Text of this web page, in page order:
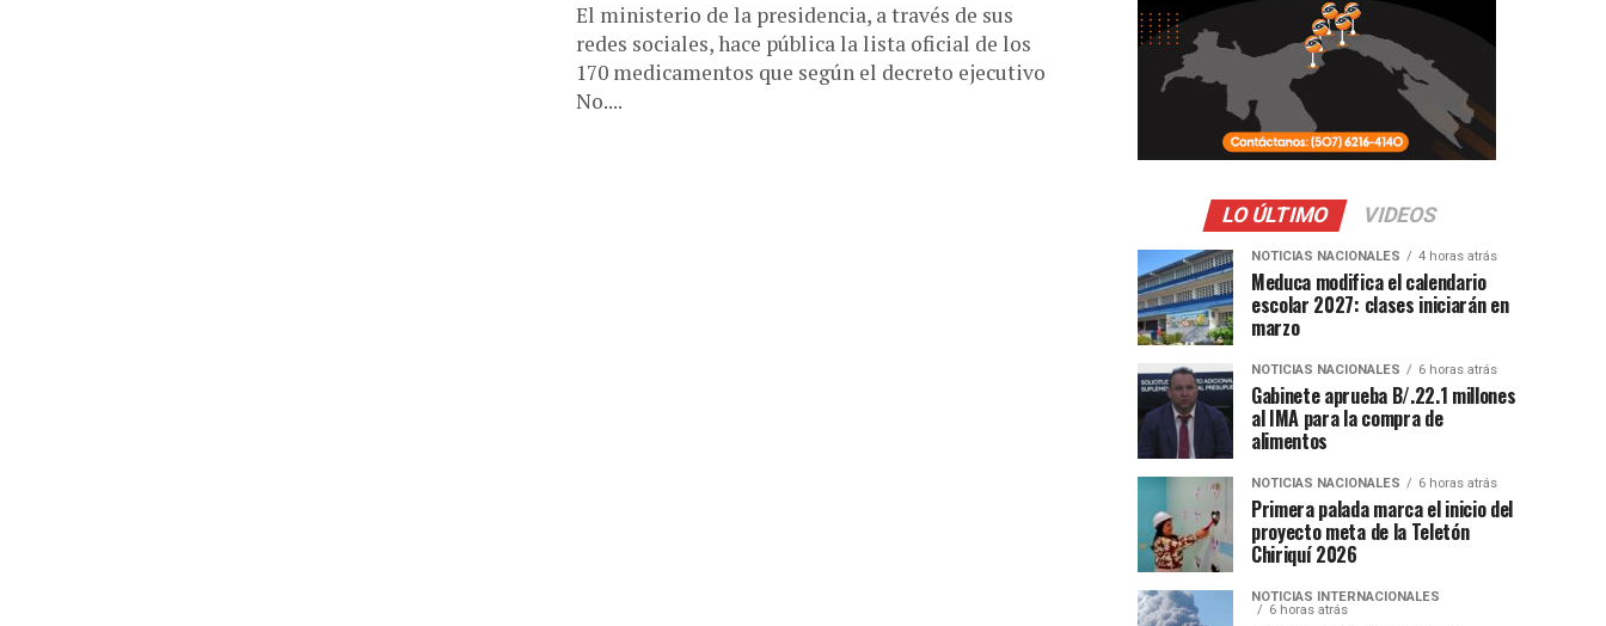
El ministerio de la presidencia, a través de sus
redes sociales, hace pública la lista oficial de los
170 medicamentos que según el decreto ejecutivo
No....
LO ÚLTIMO VIDEOS
NOTICIAS NACIONALES 4 horas atrás
Meduca modifica el calendario
escolar 2027: clases iniciarán en
marzo
NOTICIAS NACIONALES 6 horas atrás
Gabinete aprueba B/.22.1 millones
al IMA para la compra de
alimentos
NOTICIAS NACIONALES 6 horas atrás
Primera palada marca el inicio del
proyecto meta de la Teletón
Chiriquí 2026
NOTICIAS INTERNACIONALES
6 horas atrás